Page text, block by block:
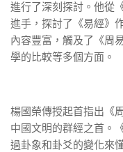
進行了深刻探討。他從
進手，探討了《易經》
內容豐富，觸及了《周
學的比較等多個方面。
楊國榮傳授起首指出《
中國文明的群經之首。
過卦象和卦爻的變化來